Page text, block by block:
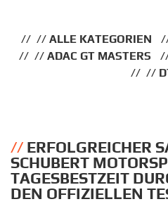
ALLE KATEGORIEN
ADAC GT MASTERS
ERFOLGREICHER
SCHUBERT
TAGESBESTZEIT
DEN OFFIZIELLEN